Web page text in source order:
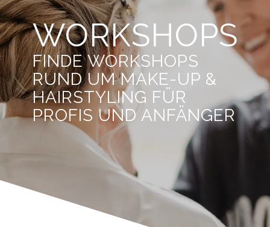
WORKSHOPS
FINDE WORKSHOPS
RUND UM MAKE-UP &
HAIRSTYLING FÜR
PROFIS UND ANFÄNGER